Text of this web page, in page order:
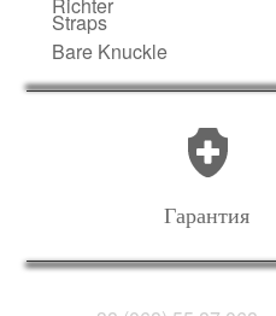
Straps
Bare Knuckle
Гарантия